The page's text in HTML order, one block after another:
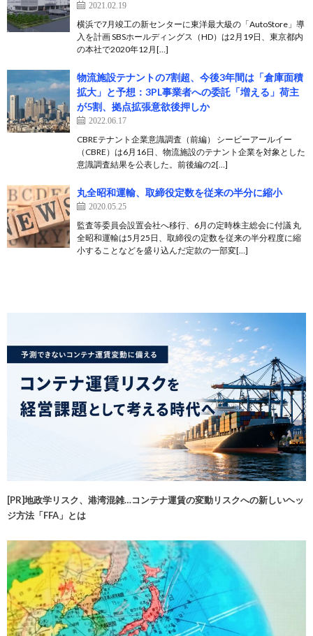
2021.02.19
横浜で7月竣工の新センターに東洋最大級の「AutoStore」導
入を計画 SBSホールディングス（HD）は2月19日、東京都内
の本社で2020年12月[…]
物流施設テナントの7割超、今後3年間は「倉庫面積
拡大」と予想：3PL事業者への委託「増える」荷主
が5割、拠点拡張意欲後押しか
2022.06.17
CBREテナント企業意識調査（前編） シービーアールイー
（CBRE）は6月16日、物流施設のテナント企業を対象とした
意識調査結果を公表した。前後編の2[…]
丸全昭和運輸、取締役定数を従来の半分に縮小
2020.05.25
監査等委員会設置会社へ移行、6月の定時株主総会に付議 丸
全昭和運輸は5月25日、取締役の定数を従来の半分程度に縮
小することなどを盛り込んだ定款の一部変[…]
[PR]地政学リスク、港湾混雑…コンテナ運賃の変動リスクへの新しいヘッ
ジ方法「FFA」とは